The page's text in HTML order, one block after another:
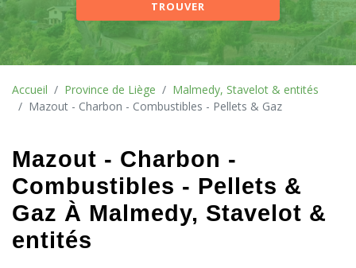
TROUVER
Accueil Province de Liège
Malmedy, Stavelot & entités
Mazout - Charbon - Combustibles - Pellets & Gaz
Mazout - Charbon -
Combustibles - Pellets &
Gaz À Malmedy, Stavelot &
entités